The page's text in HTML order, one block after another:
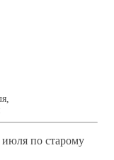
июля по старому